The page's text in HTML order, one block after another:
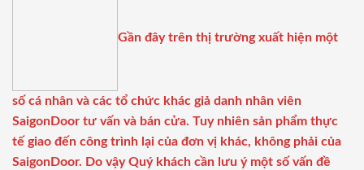
Gần đây trên thị trường xuất hiện một
số cá nhân và các tổ chức khác giả danh nhân viên
SaigonDoor tư vấn và bán cửa. Tuy nhiên sản phẩm thực
tế giao đến công trình lại của đơn vị khác, không phải của
SaigonDoor. Do vậy Quý khách cần lưu ý một số vấn đề